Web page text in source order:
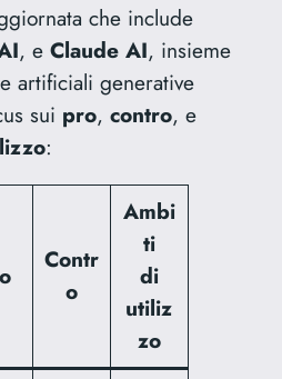
che include
, e Claude AI, insieme
artificiali generative
sui pro, contro, e
:
Contr
o
Ambi
ti
di
utiliz
zo